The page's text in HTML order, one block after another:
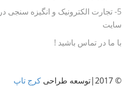
5- تجارت الکترونیک و انگیزه سنجی
سایت
با ما در تماس باشید !
© 2017|توسعه طراحی کرج تاپ